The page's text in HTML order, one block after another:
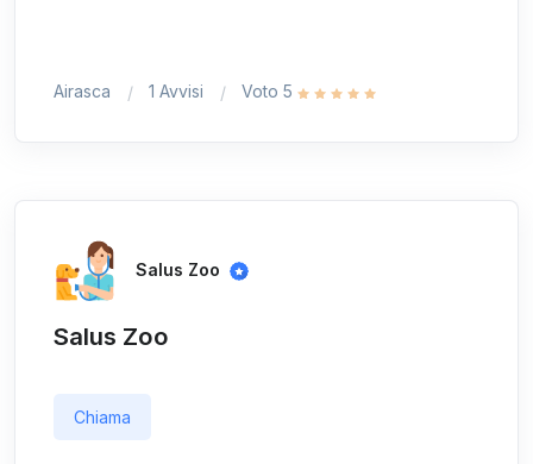
Airasca 1 Avvisi Voto 5
Salus Zoo
Salus Zoo
Chiama